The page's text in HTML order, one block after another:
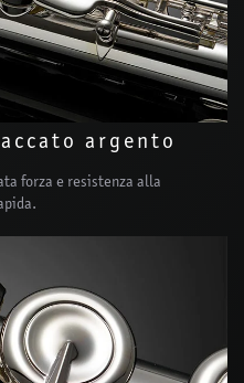
argento
forza e resistenza alla